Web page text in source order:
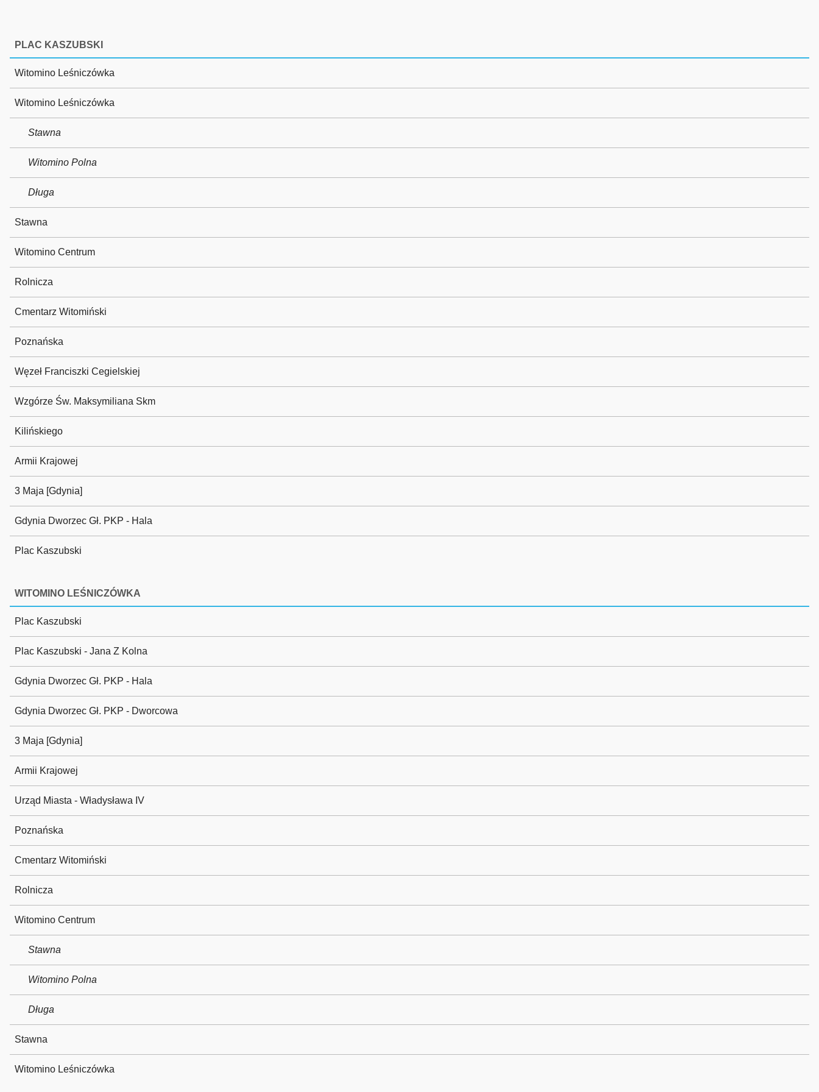
PLAC KASZUBSKI
Witomino Leśniczówka
Witomino Leśniczówka
Stawna
Witomino Polna
Długa
Stawna
Witomino Centrum
Rolnicza
Cmentarz Witomiński
Poznańska
Węzeł Franciszki Cegielskiej
Wzgórze Św. Maksymiliana Skm
Kilińskiego
Armii Krajowej
3 Maja [Gdynia]
Gdynia Dworzec Gł. PKP - Hala
Plac Kaszubski
WITOMINO LEŚNICZÓWKA
Plac Kaszubski
Plac Kaszubski - Jana Z Kolna
Gdynia Dworzec Gł. PKP - Hala
Gdynia Dworzec Gł. PKP - Dworcowa
3 Maja [Gdynia]
Armii Krajowej
Urząd Miasta - Władysława IV
Poznańska
Cmentarz Witomiński
Rolnicza
Witomino Centrum
Stawna
Witomino Polna
Długa
Stawna
Witomino Leśniczówka